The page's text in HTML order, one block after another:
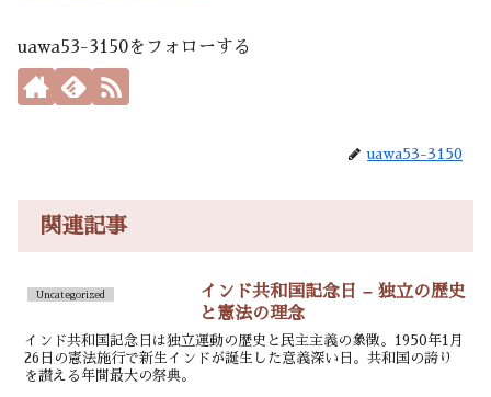
uawa53-3150をフォローする
uawa53-3150
関連記事
Uncategorized
インド共和国記念日 – 独立の歴史
と憲法の理念
インド共和国記念日は独立運動の歴史と民主主義の象徴。1950年1月
26日の憲法施行で新生インドが誕生した意義深い日。共和国の誇り
を讃える年間最大の祭典。